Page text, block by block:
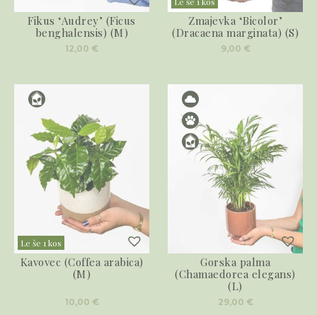
Fikus ‘Audrey’ (Ficus
benghalensis) (M)
12,00 €
Zmajevka ‘Bicolor’
(Dracaena marginata) (S)
9,00 €
Le še 1 kos
Kavovec (Coffea arabica)
(M)
10,00 €
Gorska palma
(Chamaedorea elegans)
(L)
29,00 €